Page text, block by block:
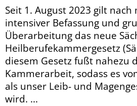
Seit 1. August 2023 gilt
intensiver Befassung und
Überarbeitung das neue
Heilberufekammergesetz
diesem Gesetz fußt nahezu
Kammerarbeit, sodass es
als unser Leib- und
wird. ...